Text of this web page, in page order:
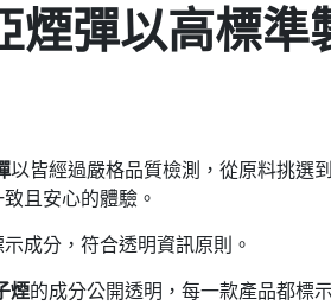
煙彈以高標準
以皆經過嚴格品質檢測，從原料挑選
且安心的體驗。
成分，符合透明資訊原則。
煙的成分公開透明，每一款產品都標